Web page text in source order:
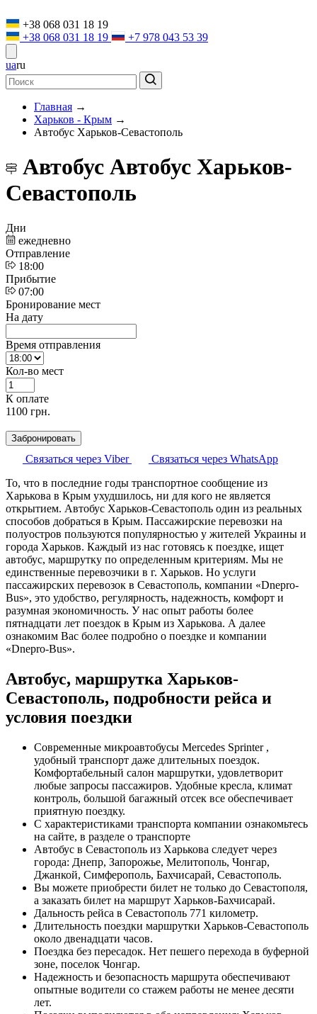
+38 068 031 18 19
+38 068 031 18 19
+7 978 043 53 39
uaru
Главная →
Харьков - Крым →
Автобус Харьков-Севастополь
Автобус Автобус Харьков-
Севастополь
Дни
ежедневно
Отправление
18:00
Прибытие
07:00
Бронирование мест
На дату
Время отправления
Кол-во мест
К оплате
1100 грн.
Забронировать
Связаться через Viber
Связаться через WhatsApp
То, что в последние годы транспортное сообщение из
Харькова в Крым ухудшилось, ни для кого не является
открытием. Автобус Харьков-Севастополь один из реальных
способов добраться в Крым. Пассажирские перевозки на
полуостров пользуются популярностью у жителей Украины и
города Харьков. Каждый из нас готовясь к поездке, ищет
автобус, маршрутку по определенным критериям. Мы не
единственные перевозчики в г. Харьков. Но услуги
пассажирских перевозок в Севастополь, компании «Dnepro-
Bus», это удобство, регулярность, надежность, комфорт и
разумная экономичность. У нас опыт работы более
пятнадцати лет поездок в Крым из Харькова. А далее
ознакомим Вас более подробно о поездке и компании
«Dnepro-Bus».
Автобус, маршрутка Харьков-
Севастополь, подробности рейса и
условия поездки
Современные микроавтобусы Mercedes Sprinter ,
удобный транспорт даже длительных поездок.
Комфортабельный салон маршрутки, удовлетворит
любые запросы пассажиров. Удобные кресла, климат
контроль, большой багажный отсек все обеспечивает
приятную поездку.
С характеристиками транспорта компании ознакомьтесь
на сайте, в разделе о транспорте
Автобус в Севастополь из Харькова следует через
города: Днепр, Запорожье, Мелитополь, Чонгар,
Джанкой, Симферополь, Бахчисарай, Севастополь.
Вы можете приобрести билет не только до Севастополя,
а заказать билет на маршрут Харьков-Бахчисарай.
Дальность рейса в Севастополь 771 километр.
Длительность поездки маршрутки Харьков-Севастополь
около двенадцати часов.
Поездка без пересадок. Нет пешего перехода в буферной
зоне, поселок Чонгар.
Надежность и безопасность маршрута обеспечивают
опытные водители со стажем работы не менее десяти
лет.